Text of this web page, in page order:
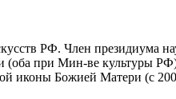
РФ. Член президиума
(оба при Мин-ве культуры
иконы Божией Матери (с